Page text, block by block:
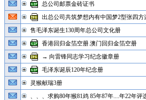
总公司邮票金砖证书
出总公司共筑梦想内有中国梦2型张四
2 3 4 5 6 7 8 9....14]
售毛泽东诞生130周年总公司文化册
香港回归金箔空册.澳门回归金箔空册
→ 向雷锋同志学习纪念徽章册
毛泽东诞辰120年纪念册
灵猴献瑞3册
、、、求购80年猴81鸡 85年87年....年22年评